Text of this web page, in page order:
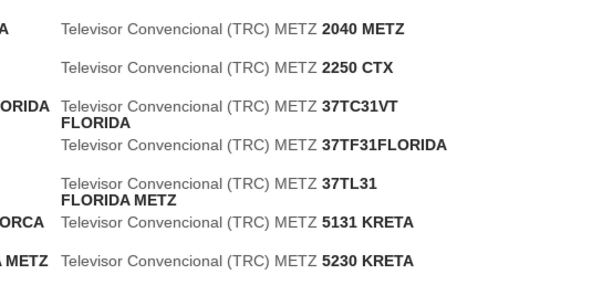
Televisor Convencional (TRC) METZ 2040 METZ
Televisor Convencional (TRC) METZ 2250 CTX
Televisor Convencional (TRC) METZ 37TC31VT
FLORIDA
Televisor Convencional (TRC) METZ 37TF31FLORIDA
Televisor Convencional (TRC) METZ 37TL31
FLORIDA METZ
Televisor Convencional (TRC) METZ 5131 KRETA
METZ Televisor Convencional (TRC) METZ 5230 KRETA